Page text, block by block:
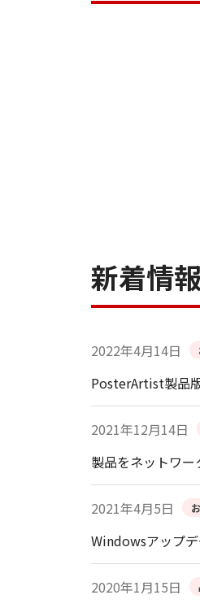
新着情報
2022年4月14日
PosterArtist製品
2021年12月14日
製品をネットワ
2021年4月5日
Windowsアップ
2020年1月15日